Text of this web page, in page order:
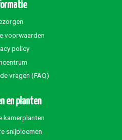
voorwaarden
policy
vragen (FAQ)
en planten
kamerplanten
snijbloemen